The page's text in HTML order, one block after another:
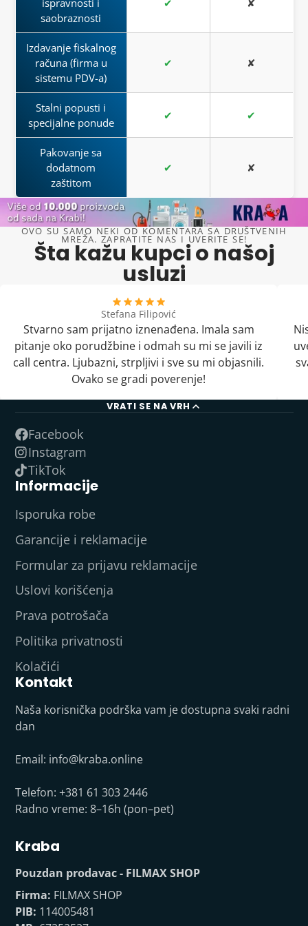
ispravnosti i
saobraznosti
✔ ✘
Izdavanje fiskalnog
računa (firma u
sistemu PDV-a)
✔ ✘
Stalni popusti i
specijalne ponude
✔ ✔
Pakovanje sa
dodatnom
zaštitom
✔ ✘
OVO SU SAMO NEKI OD KOMENTARA SA DRUŠTVENIH
MREŽA. ZAPRATITE NAS I UVERITE SE!
Šta kažu kupci o našoj
usluzi
Stefana Filipović
Stvarno sam prijatno iznenađena. Imala sam
pitanje oko porudžbine i odmah su mi se javili iz
call centra. Ljubazni, strpljivi i sve su mi objasnili.
Ovako se gradi poverenje!
VRATI SE NA VRH
Facebook
Instagram
TikTok
Informacije
Isporuka robe
Garancije i reklamacije
Formular za prijavu reklamacije
Uslovi korišćenja
Prava potrošača
Politika privatnosti
Kolačići
Kontakt
Naša korisnička podrška vam je dostupna svaki radni
dan
Email: info@kraba.online
Telefon: +381 61 303 2446
Radno vreme: 8–16h (pon–pet)
Kraba
Pouzdan prodavac - FILMAX SHOP
Firma: FILMAX SHOP
PIB: 114005481